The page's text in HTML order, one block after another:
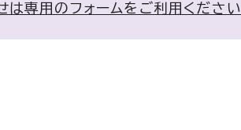
専用のフォームをご利用ください